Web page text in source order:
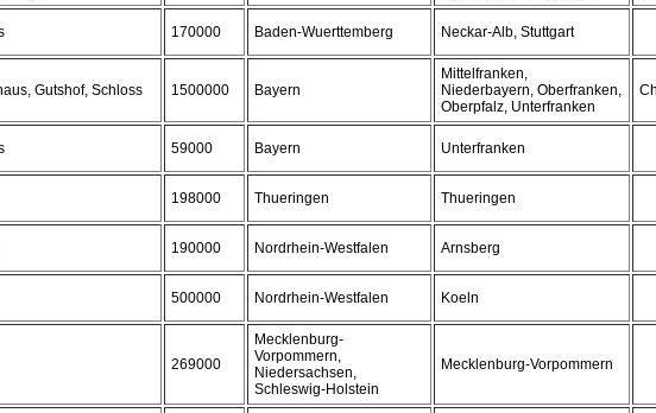
170000 Baden-Wuerttemberg Neckar-Alb, Stuttgart
Gutshof, Schloss 1500000 Bayern
Mittelfranken,
Niederbayern, Oberfranken,
Oberpfalz, Unterfranken
59000 Bayern Unterfranken
198000 Thueringen Thueringen
190000 Nordrhein-Westfalen Arnsberg
500000 Nordrhein-Westfalen Koeln
269000
Mecklenburg-
Vorpommern,
Niedersachsen,
Schleswig-Holstein
Mecklenburg-Vorpommern